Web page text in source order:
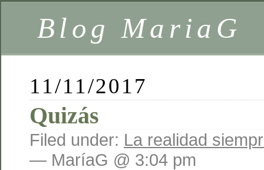
Blog MariaG
11/11/2017
Quizás
Filed under: La realidad
— MaríaG @ 3:04 pm